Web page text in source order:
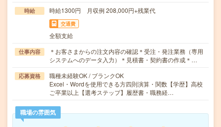
時給 時給1300円 月収例 208,000円+残業代
交通費
全額支給
仕事内容
＊お客さまからの注文内容の確認＊受注・発注業務（専用
システムへのデータ入力）＊見積書・契約書の作成＊…
応募資格
職種未経験OK / ブランクOK
Excel・Wordを使用できる方四則演算・関数【学歴】高校
ご卒業以上【選考ステップ】履歴書・職務経…
職場の雰囲気